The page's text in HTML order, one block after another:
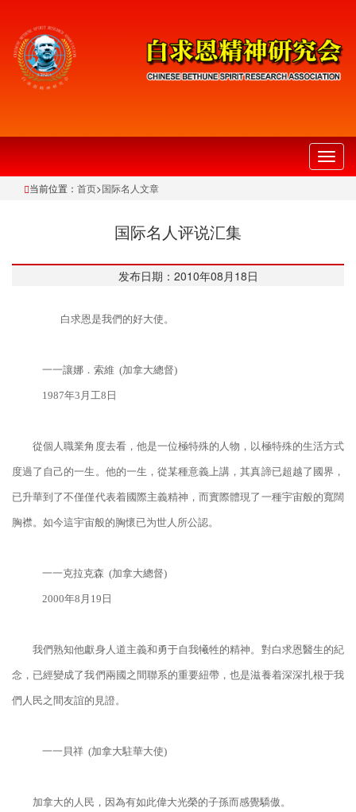
切
换
当前位置： 首页>国际名人文章
国际名人评说汇集
发布日期：2010年08月18日
白求恩是我們的好大使。
一一讓娜．索維 (加拿大總督)
1987年3月工8日
從個人職業角度去看，他是一位極特殊的人物，以極特殊的生活方式
度過了自己的一生。他的一生，從某種意義上講，其真諦已超越了國界，
已升華到了不僅僅代表着國際主義精神，而實際體現了一種宇宙般的寬闊
胸襟。如今這宇宙般的胸懷已为世人所公認。
一一克拉克森 (加拿大總督)
2000年8月19日
我們熟知他獻身人道主義和勇于自我犧牲的精神。對白求恩醫生的紀
念，已經變成了我們兩國之間聯系的重要紐帶，也是滋養着深深扎根于我
們人民之間友誼的見證。
一一貝祥 (加拿大駐華大使)
加拿大的人民，因為有如此偉大光榮的子孫而感覺驕傲。